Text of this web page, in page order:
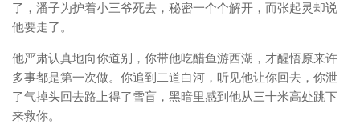
了，潘子为护着小三爷死去，秘密一个个解开，而张起灵却说
他要走了。
他严肃认真地向你道别，你带他吃醋鱼游西湖，才醒悟原来许
多事都是第一次做。你追到二道白河，听见他让你回去，你泄
了气掉头回去路上得了雪盲，黑暗里感到他从三十米高处跳下
来救你。